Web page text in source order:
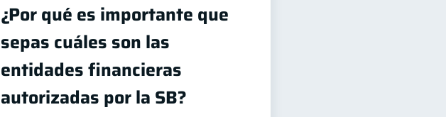
¿Por qué es importante que
sepas cuáles son las
entidades financieras
autorizadas por la SB?